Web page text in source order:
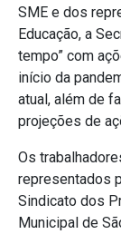
SME e dos
Educação, a
tempo” com
início da
atual, além de
projeções de
Os
representados
Sindicato dos
Municipal de